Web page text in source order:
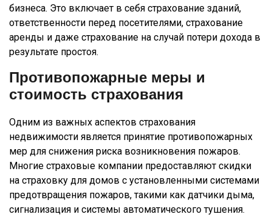
бизнеса. Это включает в себя страхование зданий,
ответственности перед посетителями, страхование
аренды и даже страхование на случай потери дохода в
результате простоя.
Противопожарные меры и
стоимость страхования
Одним из важных аспектов страхования
недвижимости является принятие противопожарных
мер для снижения риска возникновения пожаров.
Многие страховые компании предоставляют скидки
на страховку для домов с установленными системами
предотвращения пожаров, такими как датчики дыма,
сигнализация и системы автоматического тушения.